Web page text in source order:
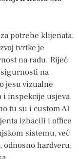
potrebe klijenata.
tvrtke je
na radu. Riječ
na
jesu vizualne
i inspekcije usjeva
tu su i custom AI
izbacili i office
sistemu, već
hardveru,